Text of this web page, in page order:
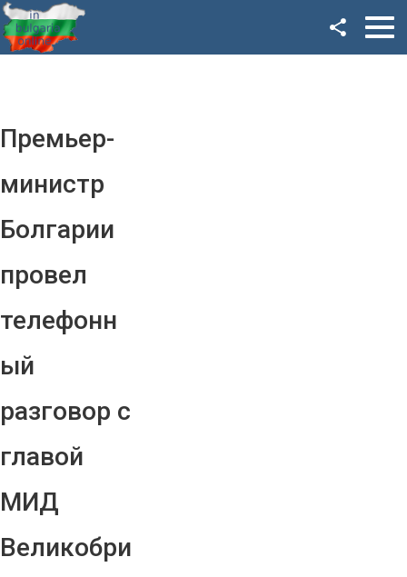
Премьер-
министр
Болгарии
провел
телефонн
ый
разговор с
главой
МИД
Великобри